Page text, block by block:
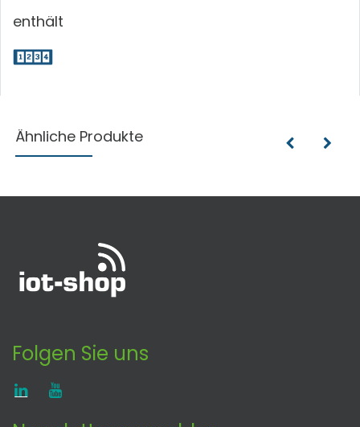
enthält
Ähnliche Produkte
Folgen Sie uns